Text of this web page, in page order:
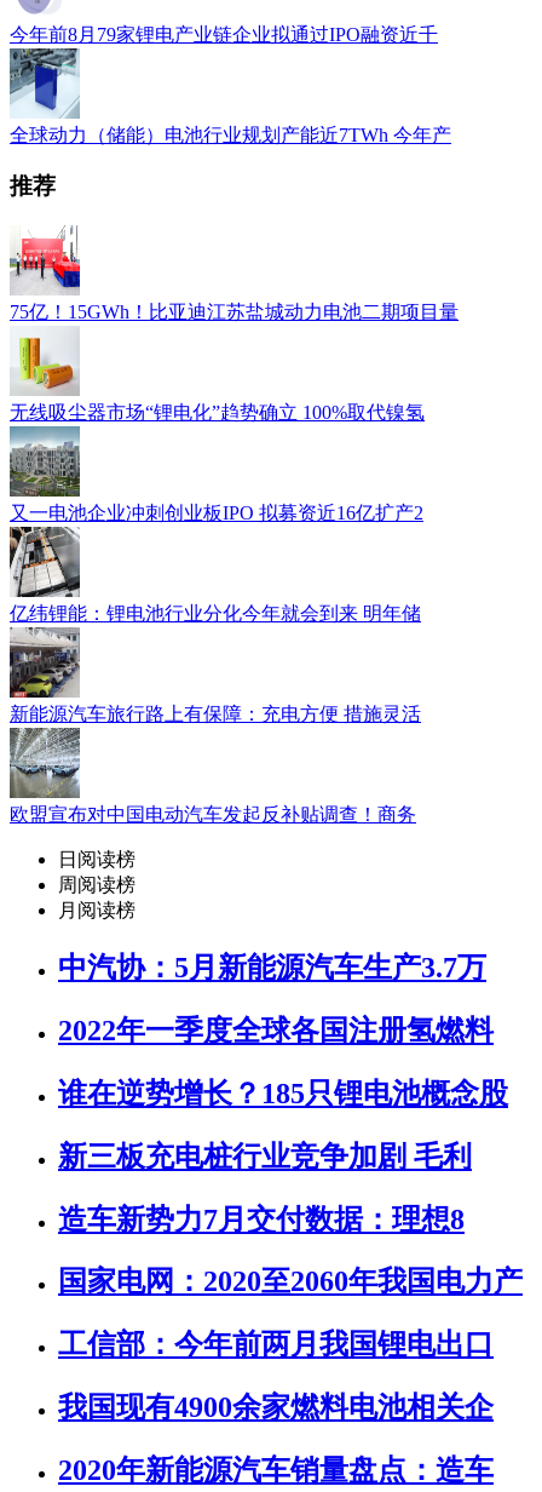
今年前8月79家锂电产业链企业拟通过IPO融资近千
全球动力（储能）电池行业规划产能近7TWh 今年产
推荐
75亿！15GWh！比亚迪江苏盐城动力电池二期项目量
无线吸尘器市场“锂电化”趋势确立 100%取代镍氢
又一电池企业冲刺创业板IPO 拟募资近16亿扩产2
亿纬锂能：锂电池行业分化今年就会到来 明年储
新能源汽车旅行路上有保障：充电方便 措施灵活
欧盟宣布对中国电动汽车发起反补贴调查！商务
日阅读榜
周阅读榜
月阅读榜
中汽协：5月新能源汽车生产3.7万
2022年一季度全球各国注册氢燃料
谁在逆势增长？185只锂电池概念股
新三板充电桩行业竞争加剧 毛利
造车新势力7月交付数据：理想8
国家电网：2020至2060年我国电力产
工信部：今年前两月我国锂电出口
我国现有4900余家燃料电池相关企
2020年新能源汽车销量盘点：造车